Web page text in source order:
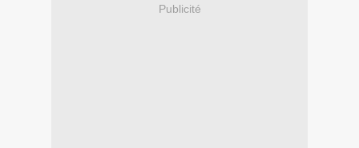
Publicité